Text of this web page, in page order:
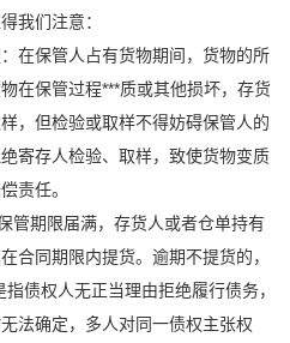
我们注意：
在保管人占有货物期间，货物的所
在保管过程***质或其他损坏，存货
，但检验或取样不得妨碍保管人的
寄存人检验、取样，致使货物变质
责任。
管期限届满，存货人或者仓单持有
合同期限内提货。逾期不提货的，
债权人无正当理由拒绝履行债务，
法确定，多人对同一债权主张权